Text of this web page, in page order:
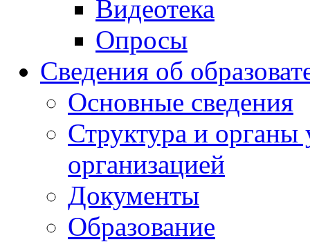
Видеотека
Опросы
Сведения об
Основные сведения
Структура и органы
организацией
Документы
Образование